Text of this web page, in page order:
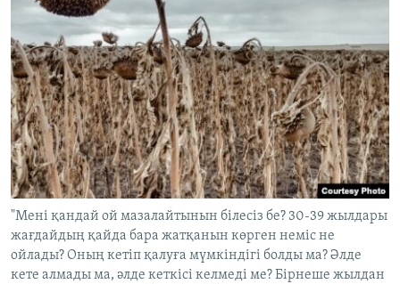
"Мені қандай ой мазалайтынын білесіз бе? 30-39 жылдары
жағдайдың қайда бара жатқанын көрген неміс не
ойлады? Оның кетіп қалуға мүмкіндігі болды ма? Әлде
кете алмады ма, әлде кеткісі келмеді ме? Бірнеше жылдан